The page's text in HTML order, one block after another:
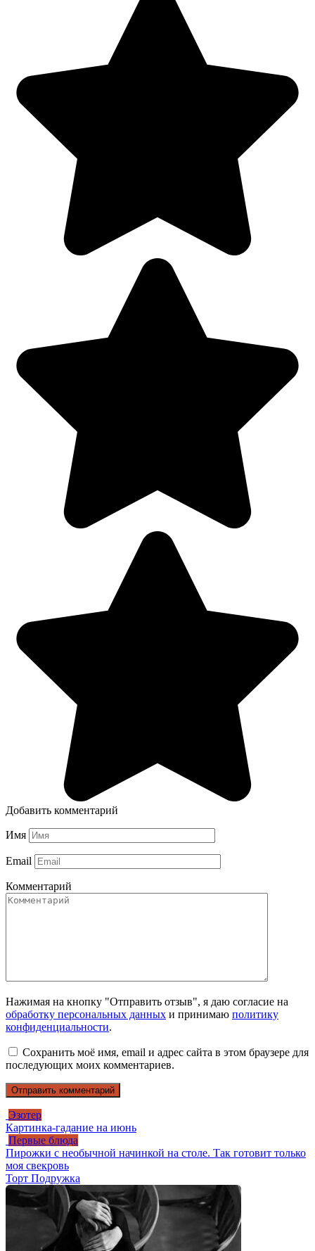
Добавить комментарий
Имя
Email
Комментарий
Нажимая на кнопку "Отправить отзыв", я даю согласие на
обработку персональных данных и принимаю политику
конфиденциальности.
Сохранить моё имя, email и адрес сайта в этом браузере для
последующих моих комментариев.
Эзотер
Картинка-гадание на июнь
Первые блюда
Пирожки с необычной начинкой на столе. Так готовит только
моя свекровь
Торт Подружка